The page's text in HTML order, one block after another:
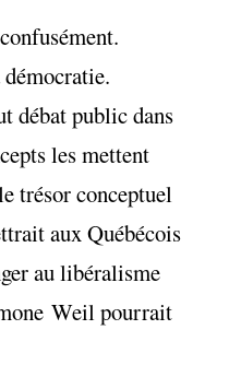
débat public dans
les mettent
trésor conceptuel
aux Québécois
au libéralisme
Weil pourrait